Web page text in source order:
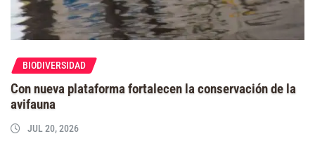
BIODIVERSIDAD
Con nueva plataforma fortalecen la conservación de la
avifauna
JUL 20, 2026